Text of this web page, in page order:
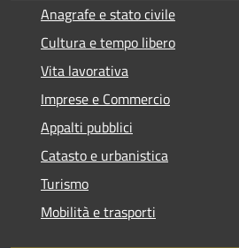
Anagrafe e stato civile
Cultura e tempo libero
Vita lavorativa
Imprese e Commercio
Appalti pubblici
Catasto e urbanistica
Turismo
Mobilità e trasporti